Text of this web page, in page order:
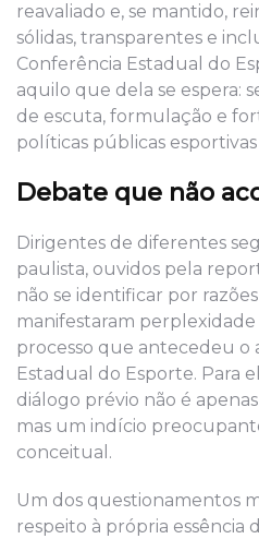
reavaliado e, se mantido,
sólidas, transparentes e
Conferência Estadual do
aquilo que dela se espera:
de escuta, formulação e
políticas públicas
Debate que não
Dirigentes de diferentes
paulista, ouvidos pela
não se identificar por
manifestaram
processo que antecedeu o
Estadual do Esporte. Para
diálogo prévio não é
mas um indício
conceitual.
Um dos questionamentos
respeito à própria essência